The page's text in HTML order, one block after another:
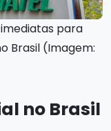
para
Brasil (Imagem:
no Brasil